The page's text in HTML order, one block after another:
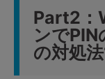
Part2：
ンでPIN
の対処